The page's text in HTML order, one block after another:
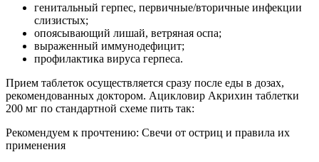
генитальный герпес, первичные/вторичные инфекции
слизистых;
опоясывающий лишай, ветряная оспа;
выраженный иммунодефицит;
профилактика вируса герпеса.
Прием таблеток осуществляется сразу после еды в дозах,
рекомендованных доктором. Ацикловир Акрихин таблетки
200 мг по стандартной схеме пить так:
Рекомендуем к прочтению: Свечи от остриц и правила их
применения